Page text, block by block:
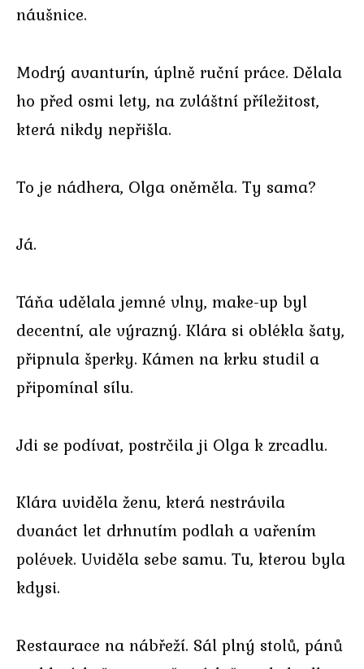
náušnice.
Modrý avanturín, úplně ruční práce. Dělala
ho před osmi lety, na zvláštní příležitost,
která nikdy nepřišla.
To je nádhera, Olga oněměla. Ty sama?
Já.
Táňa udělala jemné vlny, make-up byl
decentní, ale výrazný. Klára si oblékla šaty,
připnula šperky. Kámen na krku studil a
připomínal sílu.
Jdi se podívat, postrčila ji Olga k zrcadlu.
Klára uviděla ženu, která nestrávila
dvanáct let drhnutím podlah a vařením
polévek. Uviděla sebe samu. Tu, kterou byla
kdysi.
Restaurace na nábřeží. Sál plný stolů, pánů